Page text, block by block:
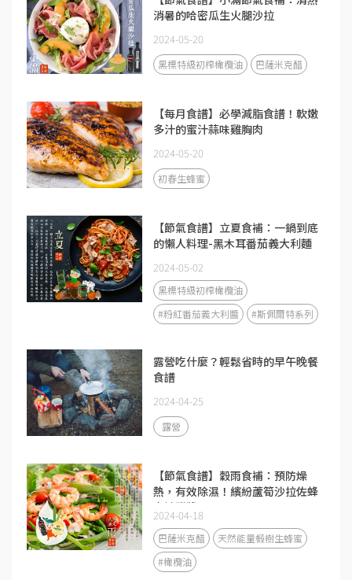
消暑的哈密瓜生火腿沙拉
2024-05-20
黑標特級初榨橄欖油 巴薩米克醋
【每月食譜】必學減脂食譜！軟嫩
多汁的蜜汁蒜味雞胸肉
2024-05-20
初春生蜂蜜
【節氣食譜】立夏食補：一鍋到底
的懶人料理-黑木耳番茄義大利麵
2024-05-02
黑標特級初榨橄欖油
#粉紅番茄義大利醬
#斯佩爾特系列
露營吃什麼？輕鬆省時的早午晚餐
食譜
2024-04-25
露營
【節氣食譜】穀雨食補：預防燥
熱，有效除濕！繽紛蘆筍沙拉佐蜂
蜜油醋醬
2024-04-18
巴薩米克醋
天然能量椴樹生蜂蜜
#橄欖油